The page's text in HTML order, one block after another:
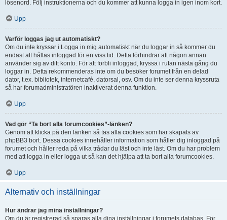
lösenord. Följ instruktionerna och du kommer att kunna logga in igen inom kort.
Upp
Varför loggas jag ut automatiskt?
Om du inte kryssar i Logga in mig automatiskt när du loggar in så kommer du
endast att hållas inloggad för en viss tid. Detta förhindrar att någon annan
använder sig av ditt konto. För att förbli inloggad, kryssa i rutan nästa gång du
loggar in. Detta rekommenderas inte om du besöker forumet från en delad
dator, t.ex. bibliotek, internetcafé, datorsal, osv. Om du inte ser denna kryssruta
så har forumadministratören inaktiverat denna funktion.
Upp
Vad gör “Ta bort alla forumcookies”-länken?
Genom att klicka på den länken så tas alla cookies som har skapats av
phpBB3 bort. Dessa cookies innehåller information som håller dig inloggad på
forumet och håller reda på vilka trådar du läst och inte läst. Om du har problem
med att logga in eller logga ut så kan det hjälpa att ta bort alla forumcookies.
Upp
Alternativ och inställningar
Hur ändrar jag mina inställningar?
Om du är registrerad så sparas alla dina inställningar i forumets databas. För